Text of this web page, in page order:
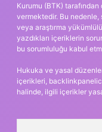
Kurumu (BTK)
vermektedir. Bu
veya araştırma
yazdıkları içeriklerin
bu sorumluluğu kabul
Hukuka ve yasal
içerikleri,
halinde, ilgili içerikler